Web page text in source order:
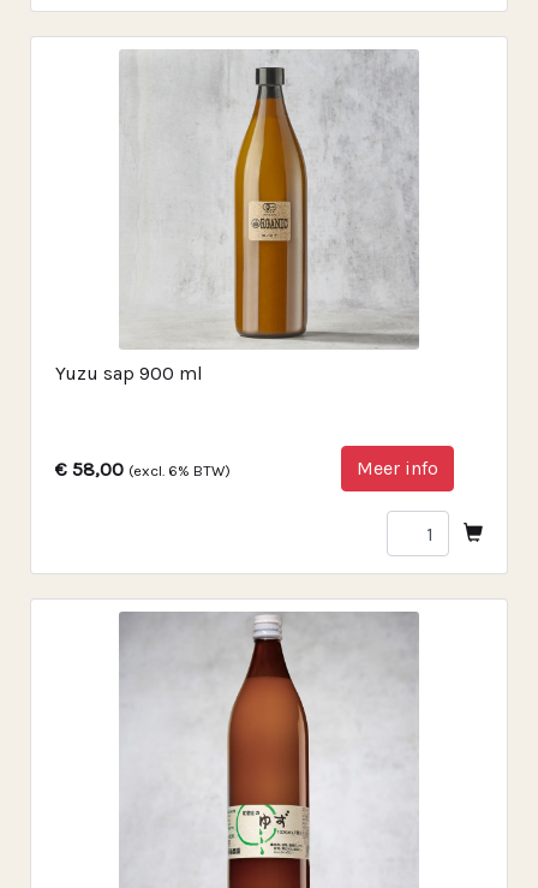
Yuzu sap 900 ml
€ 58,00 (excl. 6% BTW) Meer info